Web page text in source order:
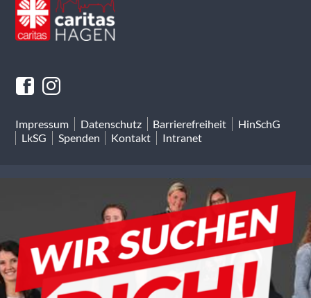
Impressum Datenschutz Barrierefreiheit
HinSchG
LkSG
Spenden Kontakt Intranet